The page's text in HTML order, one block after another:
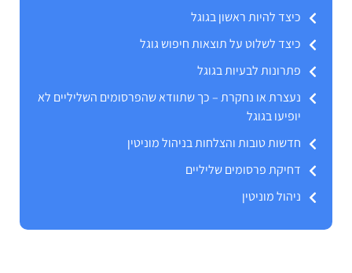
כיצד להיות ראשון בגוגל
כיצד לשלוט על תוצאות חיפוש גוגל
פתרונות לבעיות בגוגל
נעצרת או נחקרת – כך שתוודא שהפרסומים השליליים לא
יופיעו בגוגל
חדשות טובות והצלחות בניהול מוניטין
דחיקת פרסומים שליליים
ניהול מוניטין